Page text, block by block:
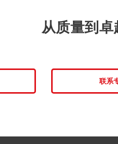
从质量到
联系